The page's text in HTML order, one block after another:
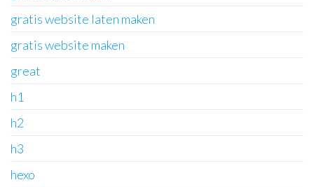
gratis website laten maken
gratis website maken
great
h1
h2
h3
hexo